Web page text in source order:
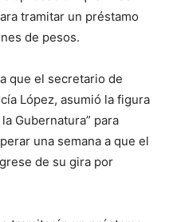
tramitar un préstamo
de pesos.
que el secretario de
López, asumió la figura
Gubernatura” para
una semana a que el
de su gira por